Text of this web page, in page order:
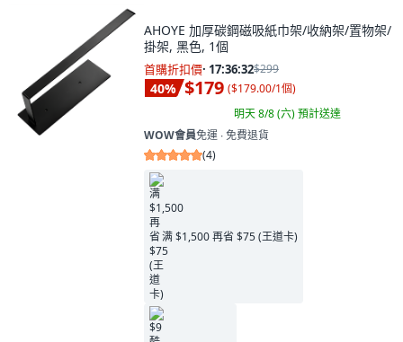
AHOYE 加厚碳鋼磁吸紙巾架/收納架/置物架/
掛架, 黑色, 1個
首購折扣價· 17:36:31$299
40% $179 ($179.00/1個)
明天 8/8 (六)預計送達
WOW會員免運 ∙ 免費退貨
(4)
满 $1,500 再省 $75 (王道卡)